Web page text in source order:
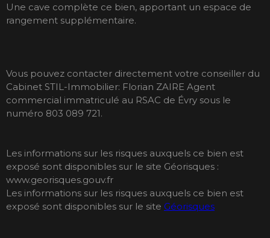
Une cave complète ce bien, apportant un espace de
rangement supplémentaire.
Vous pouvez contacter directement votre conseiller du
Cabinet STIL-Immobilier: Florian ZAIRE Agent
commercial immatriculé au RSAC de Évry sous le
numéro 803 089 721.
Les informations sur les risques auxquels ce bien est
exposé sont disponibles sur le site Géorisques :
www.georisques.gouv.fr
Les informations sur les risques auxquels ce bien est
exposé sont disponibles sur le site Géorisques